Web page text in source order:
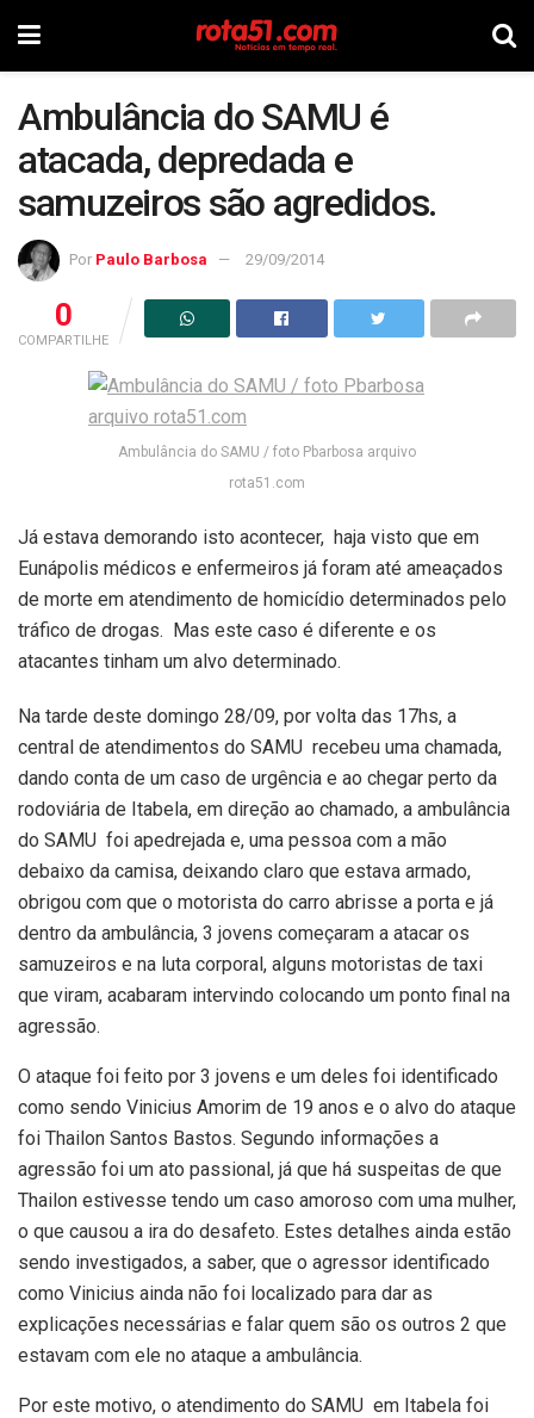
Ambulância do SAMU é
atacada, depredada e
samuzeiros são agredidos.
Por Paulo Barbosa 29/09/2014
0
COMPARTILHE
Ambulância do SAMU / foto Pbarbosa arquivo
rota51.com
Já estava demorando isto acontecer, haja visto que em
Eunápolis médicos e enfermeiros já foram até ameaçados
de morte em atendimento de homicídio determinados pelo
tráfico de drogas. Mas este caso é diferente e os
atacantes tinham um alvo determinado.
Na tarde deste domingo 28/09, por volta das 17hs, a
central de atendimentos do SAMU recebeu uma chamada,
dando conta de um caso de urgência e ao chegar perto da
rodoviária de Itabela, em direção ao chamado, a ambulância
do SAMU foi apedrejada e, uma pessoa com a mão
debaixo da camisa, deixando claro que estava armado,
obrigou com que o motorista do carro abrisse a porta e já
dentro da ambulância, 3 jovens começaram a atacar os
samuzeiros e na luta corporal, alguns motoristas de taxi
que viram, acabaram intervindo colocando um ponto final na
agressão.
O ataque foi feito por 3 jovens e um deles foi identificado
como sendo Vinicius Amorim de 19 anos e o alvo do ataque
foi Thailon Santos Bastos. Segundo informações a
agressão foi um ato passional, já que há suspeitas de que
Thailon estivesse tendo um caso amoroso com uma mulher,
o que causou a ira do desafeto. Estes detalhes ainda estão
sendo investigados, a saber, que o agressor identificado
como Vinicius ainda não foi localizado para dar as
explicações necessárias e falar quem são os outros 2 que
estavam com ele no ataque a ambulância.
Por este motivo, o atendimento do SAMU em Itabela foi